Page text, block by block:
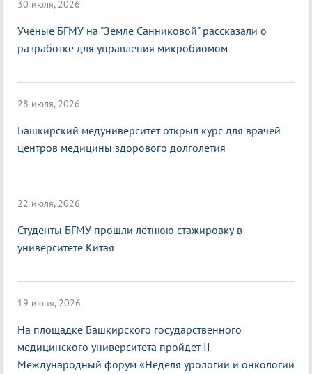
30 июля, 2026
Ученые БГМУ на "Земле Санниковой" рассказали о
разработке для управления микробиомом
28 июля, 2026
Башкирский медуниверситет открыл курс для врачей
центров медицины здорового долголетия
22 июля, 2026
Студенты БГМУ прошли летнюю стажировку в
университете Китая
19 июня, 2026
На площадке Башкирского государственного
медицинского университета пройдет II
Международный форум «Неделя урологии и онкологии